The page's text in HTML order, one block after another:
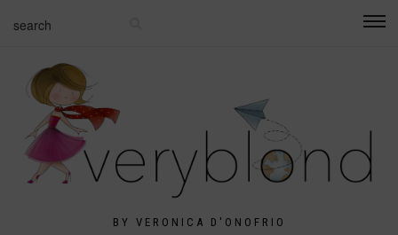
BY VERONICA D'ONOFRIO